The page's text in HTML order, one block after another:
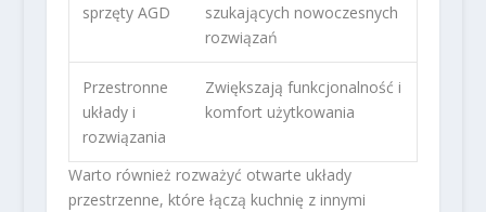
sprzęty AGD
szukających nowoczesnych
rozwiązań
Przestronne
układy i
rozwiązania
Zwiększają funkcjonalność i
komfort użytkowania
Warto również rozważyć otwarte układy
przestrzenne, które łączą kuchnię z innymi